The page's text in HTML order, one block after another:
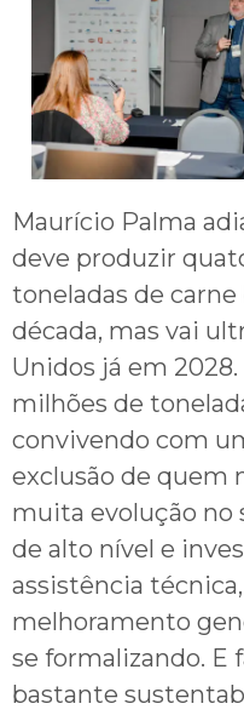
Maurício Palma
deve produzir
toneladas de
década, mas vai
Unidos já em
milhões de
convivendo com
exclusão de quem
muita evolução no
de alto nível e
assistência
melhoramento
se formalizando. E
bastante